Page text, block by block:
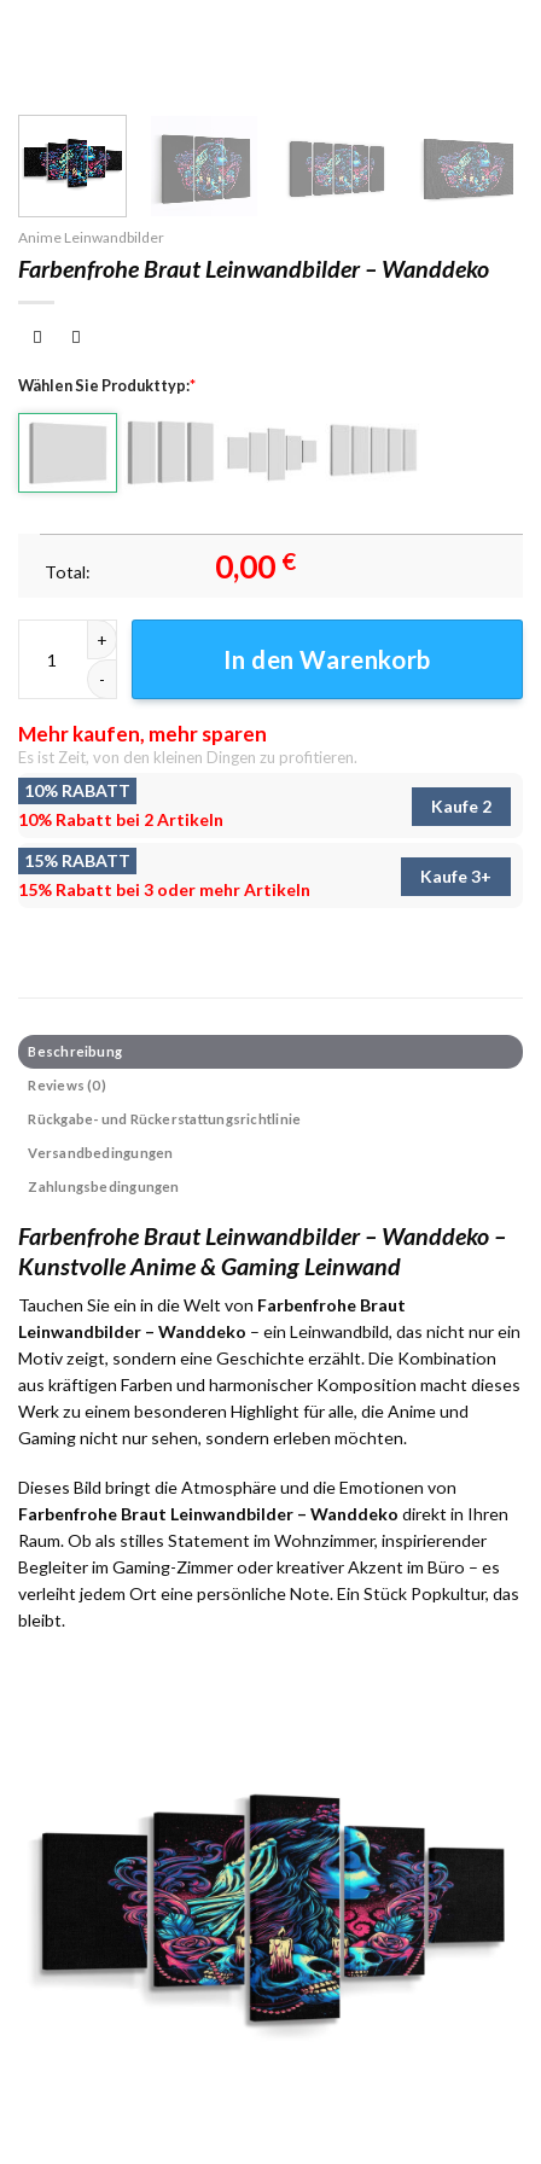
Anime Leinwandbilder
Farbenfrohe Braut Leinwandbilder – Wanddeko
Wählen Sie Produkttyp:*
Total: 0,00 €
In den Warenkorb
Mehr kaufen, mehr sparen
Es ist Zeit, von den kleinen Dingen zu profitieren.
10% RABATT
10% Rabatt bei 2 Artikeln
Kaufe 2
15% RABATT
15% Rabatt bei 3 oder mehr Artikeln
Kaufe 3+
Beschreibung
Reviews (0)
Rückgabe- und Rückerstattungsrichtlinie
Versandbedingungen
Zahlungsbedingungen
Farbenfrohe Braut Leinwandbilder – Wanddeko –
Kunstvolle Anime & Gaming Leinwand
Tauchen Sie ein in die Welt von Farbenfrohe Braut
Leinwandbilder – Wanddeko – ein Leinwandbild, das nicht nur ein
Motiv zeigt, sondern eine Geschichte erzählt. Die Kombination
aus kräftigen Farben und harmonischer Komposition macht dieses
Werk zu einem besonderen Highlight für alle, die Anime und
Gaming nicht nur sehen, sondern erleben möchten.
Dieses Bild bringt die Atmosphäre und die Emotionen von
Farbenfrohe Braut Leinwandbilder – Wanddeko direkt in Ihren
Raum. Ob als stilles Statement im Wohnzimmer, inspirierender
Begleiter im Gaming-Zimmer oder kreativer Akzent im Büro – es
verleiht jedem Ort eine persönliche Note. Ein Stück Popkultur, das
bleibt.